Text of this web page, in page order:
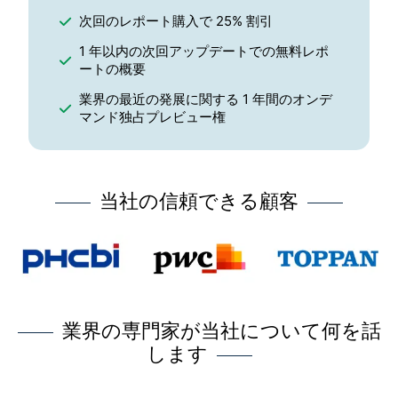
次回のレポート購入で 25% 割引
1 年以内の次回アップデートでの無料レポ
ートの概要
業界の最近の発展に関する 1 年間のオンデ
マンド独占プレビュー権
当社の信頼できる顧客
業界の専門家が当社について何を話
します